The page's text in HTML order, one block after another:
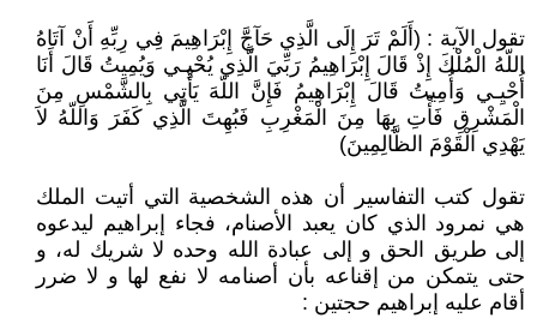
تقول الآية : (أَلَمْ تَرَ إِلَى الَّذِي حَآجَّ إِبْرَاهِيمَ فِي رِبِّهِ أَنْ آتَاهُ
اللّهُ الْمُلْكَ إِذْ قَالَ إِبْرَاهِيمُ رَبِّيَ الَّذِي يُحْيِـي وَيُمِيتُ قَالَ أَنَا
أُحْيِـي وَأُمِيتُ قَالَ إِبْرَاهِيمُ فَإِنَّ اللّهَ يَأْتِي بِالشَّمْسِ مِنَ
الْمَشْرِقِ فَأْتِ بِهَا مِنَ الْمَغْرِبِ فَبُهِتَ الَّذِي كَفَرَ وَاللّهُ لاَ
يَهْدِي الْقَوْمَ الظَّالِمِينَ)
تقول كتب التفاسير أن هذه الشخصية التي أتيت الملك
هي نمرود الذي كان يعبد الأصنام، فجاء إبراهيم ليدعوه
إلى طريق الحق و إلى عبادة الله وحده لا شريك له، و
حتى يتمكن من إقناعه بأن أصنامه لا نفع لها و لا ضرر
أقام عليه إبراهيم حجتين :